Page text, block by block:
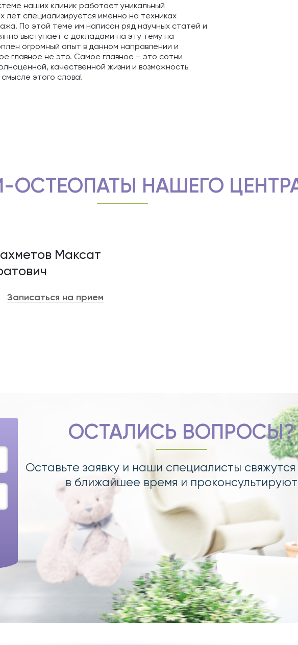
наших клиник работает уникальный
лет специализируется именно на техниках
По этой теме им написан ряд научных статей и
выступает с докладами на эту тему на
огромный опыт в данном направлении и
главное не это. Самое главное – это сотни
качественной жизни и возможность
этого слова!
ОСТЕОПАТЫ НАШЕГО
Максат
Записаться на прием
ОСТАЛИСЬ ВОПРОСЫ?
Оставьте заявку и наши специалисты
в ближайшее время и проконсультируют